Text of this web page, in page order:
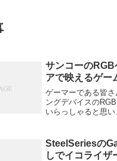
サンコーの
アで映えるゲー
ゲーマーである皆さ
ングデバイスの
いらっしゃると思い
ーから2024年2月16
た。この記事...
SteelSeriesの
しでイコライザ